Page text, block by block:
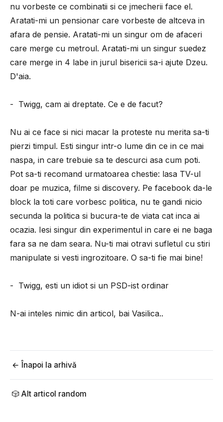
nu vorbeste ce combinatii si ce jmecherii face el.
Aratati-mi un pensionar care vorbeste de altceva in
afara de pensie. Aratati-mi un singur om de afaceri
care merge cu metroul. Aratati-mi un singur suedez
care merge in 4 labe in jurul bisericii sa-i ajute Dzeu.
D'aia.
- Twigg, cam ai dreptate. Ce e de facut?
Nu ai ce face si nici macar la proteste nu merita sa-ti
pierzi timpul. Esti singur intr-o lume din ce in ce mai
naspa, in care trebuie sa te descurci asa cum poti.
Pot sa-ti recomand urmatoarea chestie: lasa TV-ul
doar pe muzica, filme si discovery. Pe facebook da-le
block la toti care vorbesc politica, nu te gandi nicio
secunda la politica si bucura-te de viata cat inca ai
ocazia. Iesi singur din experimentul in care ei ne baga
fara sa ne dam seara. Nu-ti mai otravi sufletul cu stiri
manipulate si vesti ingrozitoare. O sa-ti fie mai bine!
- Twigg, esti un idiot si un PSD-ist ordinar
N-ai inteles nimic din articol, bai Vasilica..
← Înapoi la arhivă
🎲 Alt articol random